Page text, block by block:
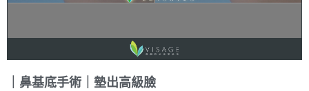
｜鼻基底手術｜墊出高級臉